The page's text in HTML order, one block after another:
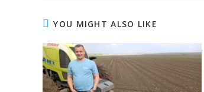
YOU MIGHT ALSO LIKE